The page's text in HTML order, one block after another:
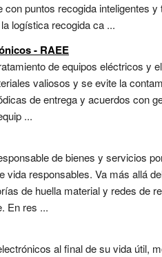
puntos recogida inteligentes
logística recogida ca ...
- RAEE
de equipos eléctricos
valiosos y se evite la
de entrega y acuerdos con
...
de bienes y servicios
responsables. Va más allá
de huella material y redes
En res ...
al final de su vida útil,